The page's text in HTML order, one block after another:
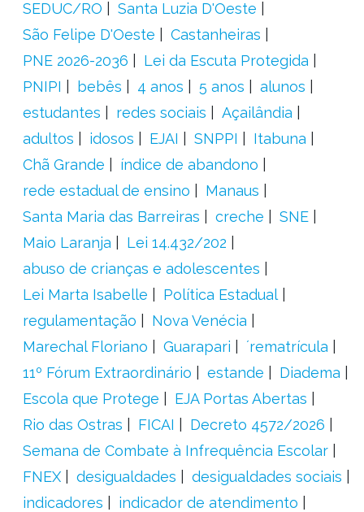
SEDUC/RO
Santa Luzia D'Oeste
São Felipe D'Oeste
Castanheiras
PNE 2026-2036
Lei da Escuta Protegida
PNIPI
bebês 4 anos 5 anos
alunos
estudantes
redes sociais
Açailândia
adultos
idosos EJAI SNPPI
Itabuna
Chã Grande
índice de abandono
rede estadual de ensino
Manaus
Santa Maria das Barreiras
creche
SNE
Maio Laranja
Lei 14.432/202
abuso de crianças e adolescentes
Lei Marta Isabelle
Política Estadual
regulamentação
Nova Venécia
Marechal Floriano
Guarapari
´rematrícula
11º Fórum Extraordinário
estande
Diadema
Escola que Protege
EJA Portas Abertas
Rio das Ostras
FICAI
Decreto 4572/2026
Semana de Combate à Infrequência Escolar
FNEX
desigualdades
desigualdades sociais
indicadores
indicador de atendimento